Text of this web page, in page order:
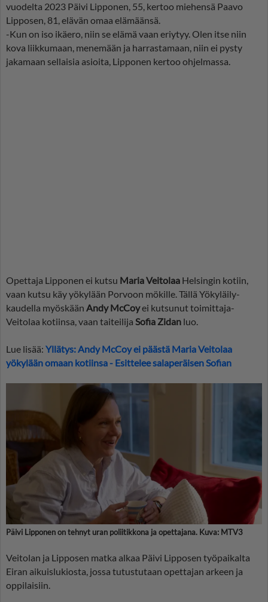
vuodelta 2023 Päivi Lipponen, 55, kertoo miehensä Paavo
Lipposen, 81, elävän omaa elämäänsä.
-Kun on iso ikäero, niin se elämä vaan eriytyy. Olen itse niin
kova liikkumaan, menemään ja harrastamaan, niin ei pysty
jakamaan sellaisia asioita, Lipponen kertoo ohjelmassa.
Opettaja Lipponen ei kutsu Maria Veitolaa Helsingin kotiin,
vaan kutsu käy yökylään Porvoon mökille. Tällä Yökyläily-
kaudella myöskään Andy McCoyei kutsunut toimittaja-
Veitolaa kotiinsa, vaan taiteilija Sofia Zidan luo.
Lue lisää: Yllätys: Andy McCoy ei päästä Maria Veitolaa
yökylään omaan kotiinsa - Esittelee salaperäisen Sofian
Päivi Lipponen on tehnyt uran poliitikkona ja opettajana. Kuva: MTV3
Veitolan ja Lipposen matka alkaa Päivi Lipposen työpaikalta
Eiran aikuislukiosta, jossa tutustutaan opettajan arkeen ja
oppilaisiin.